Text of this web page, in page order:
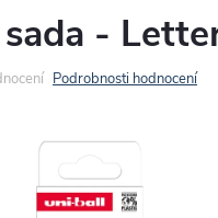
-
Podrobnosti hodnocení